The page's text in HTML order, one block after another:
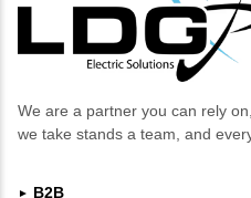
We are a partner you can rely
we take stands a team, and
►
B2B